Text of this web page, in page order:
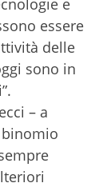
e
essere
delle
sono in
– a